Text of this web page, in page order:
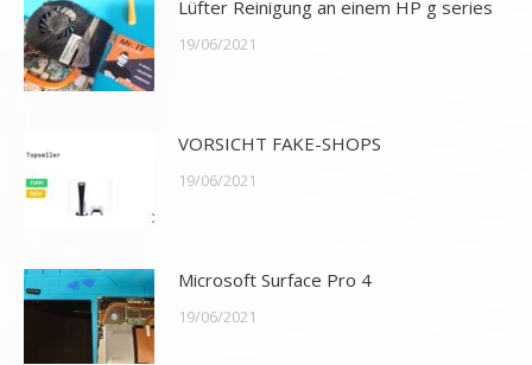
Lüfter Reinigung an einem HP g series
19/06/2021
VORSICHT FAKE-SHOPS
19/06/2021
Microsoft Surface Pro 4
19/06/2021